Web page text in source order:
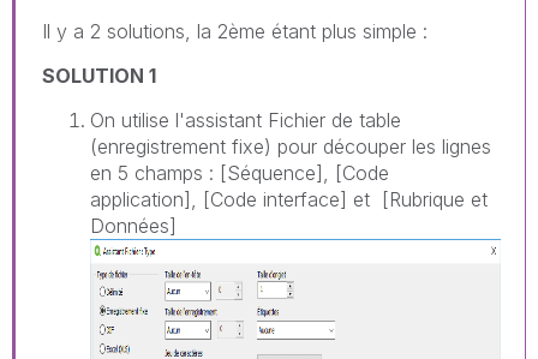
Il y a 2 solutions, la 2ème étant plus simple :
SOLUTION 1
On utilise l'assistant Fichier de table
(enregistrement fixe) pour découper les lignes
en 5 champs : [Séquence], [Code
application], [Code interface] et [Rubrique et
Données]